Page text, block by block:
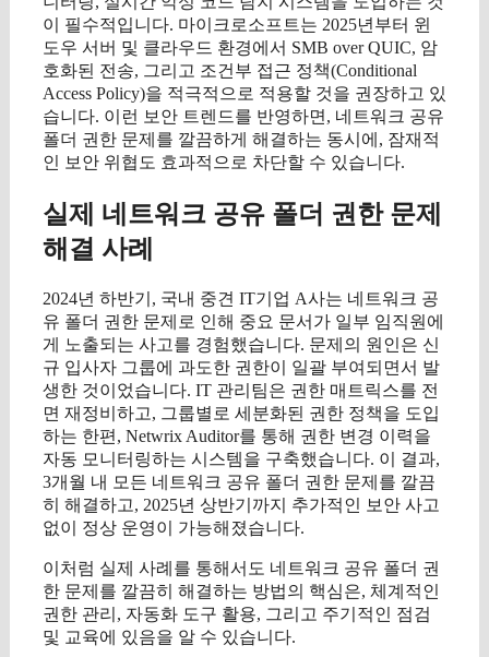
이 필수적입니다. 마이크로소프트는 2025년부터 윈
도우 서버 및 클라우드 환경에서 SMB over QUIC, 암
호화된 전송, 그리고 조건부 접근 정책(Conditional
Access Policy)을 적극적으로 적용할 것을 권장하고 있
습니다. 이런 보안 트렌드를 반영하면, 네트워크 공유
폴더 권한 문제를 깔끔하게 해결하는 동시에, 잠재적
인 보안 위협도 효과적으로 차단할 수 있습니다.
실제 네트워크 공유 폴더 권한 문제
해결 사례
2024년 하반기, 국내 중견 IT기업 A사는 네트워크 공
유 폴더 권한 문제로 인해 중요 문서가 일부 임직원에
게 노출되는 사고를 경험했습니다. 문제의 원인은 신
규 입사자 그룹에 과도한 권한이 일괄 부여되면서 발
생한 것이었습니다. IT 관리팀은 권한 매트릭스를 전
면 재정비하고, 그룹별로 세분화된 권한 정책을 도입
하는 한편, Netwrix Auditor를 통해 권한 변경 이력을
자동 모니터링하는 시스템을 구축했습니다. 이 결과,
3개월 내 모든 네트워크 공유 폴더 권한 문제를 깔끔
히 해결하고, 2025년 상반기까지 추가적인 보안 사고
없이 정상 운영이 가능해졌습니다.
이처럼 실제 사례를 통해서도 네트워크 공유 폴더 권
한 문제를 깔끔히 해결하는 방법의 핵심은, 체계적인
권한 관리, 자동화 도구 활용, 그리고 주기적인 점검
및 교육에 있음을 알 수 있습니다.